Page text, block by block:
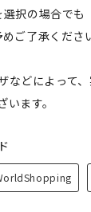
選択の場合で
ご了承くださ
などによって
ます。